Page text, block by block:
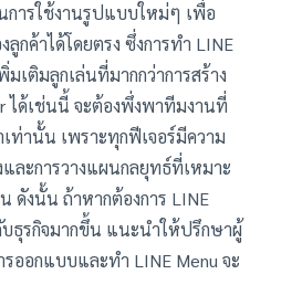
การใช้งานรูปแบบใหม่ๆ เพื่อ
ลูกค้าได้โดยตรง ซึ่งการทำ LINE
มเติมลูกเล่นที่มากกว่าการสร้าง
ได้เช่นนี้ จะต้องพึ่งพาทีมงานที่
ท่านั้น เพราะทุกฟีเจอร์มีความ
ละการวางแผนกลยุทธ์ที่เหมาะ
ดังนั้น ถ้าหากต้องการ LINE
บธุรกิจมากขึ้น แนะนำให้ปรึกษาผู้
ออกแบบและทำ LINE Menu จะ